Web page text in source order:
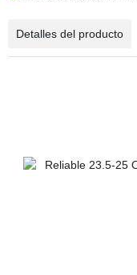
Detalles del producto